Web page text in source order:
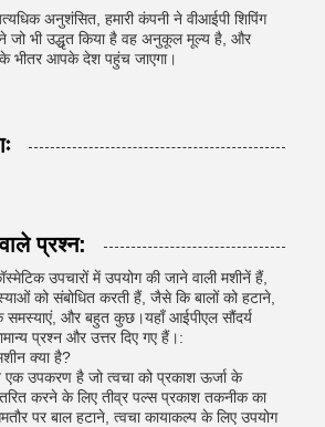
अनुशंसित, हमारी कंपनी ने वीआईपी शिपिंग
जो भी उद्धृत किया है वह अनुकूल मूल्य है, और
के भीतर आपके देश पहुंच जाएगा।
प्रश्न:
उपचारों में उपयोग की जाने वाली मशीनें हैं,
को संबोधित करती हैं, जैसे कि बालों को हटाने,
समस्याएं, और बहुत कुछ।यहाँ आईपीएल सौंदर्य
प्रश्न और उत्तर दिए गए हैं।:
क्या है?
एक उपकरण है जो त्वचा को प्रकाश ऊर्जा के
करने के लिए तीव्र पल्स प्रकाश तकनीक का
पर बाल हटाने, त्वचा कायाकल्प के लिए उपयोग